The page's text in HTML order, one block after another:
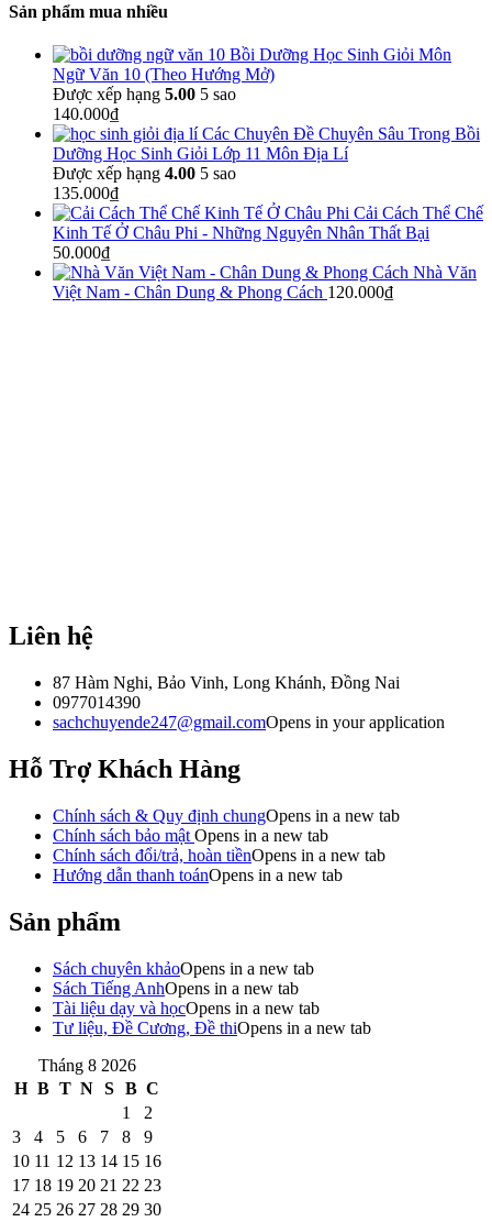
Sản phẩm mua nhiều
Bồi Dưỡng Học Sinh Giỏi Môn
Ngữ Văn 10 (Theo Hướng Mở)
Được xếp hạng 5.00 5 sao
140.000₫
Các Chuyên Đề Chuyên Sâu Trong Bồi
Dưỡng Học Sinh Giỏi Lớp 11 Môn Địa Lí
Được xếp hạng 4.00 5 sao
135.000₫
Cải Cách Thể Chế
Kinh Tế Ở Châu Phi - Những Nguyên Nhân Thất Bại
50.000₫
Nhà Văn
Việt Nam - Chân Dung & Phong Cách 120.000₫
Liên hệ
87 Hàm Nghi, Bảo Vinh, Long Khánh, Đồng Nai
0977014390
sachchuyende247@gmail.comOpens in your application
Hỗ Trợ Khách Hàng
Chính sách & Quy định chungOpens in a new tab
Chính sách bảo mật Opens in a new tab
Chính sách đổi/trả, hoàn tiềnOpens in a new tab
Hướng dẫn thanh toánOpens in a new tab
Sản phẩm
Sách chuyên khảoOpens in a new tab
Sách Tiếng AnhOpens in a new tab
Tài liệu dạy và họcOpens in a new tab
Tư liệu, Đề Cương, Đề thiOpens in a new tab
Tháng 8 2026
H B T N S B C
1
2
3
4 5 6 7 8
9
10 11 12 13 14 15 16
17 18 19 20 21 22 23
24 25 26 27 28 29 30